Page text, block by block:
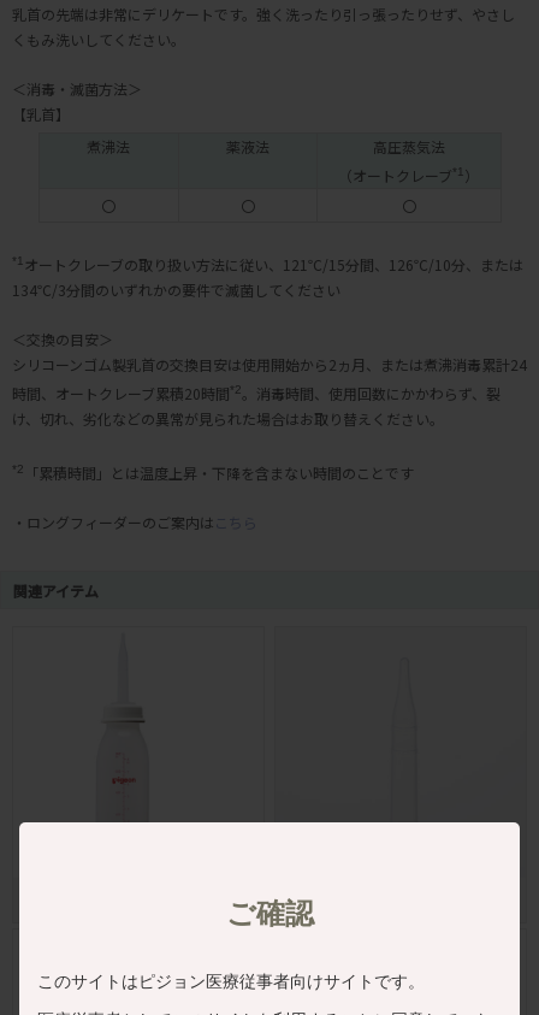
乳首の先端は非常にデリケートです。強く洗ったり引っ張ったりせず、やさし
くもみ洗いしてください。
＜消毒・滅菌方法＞
【乳首】
煮沸法
薬液法
高圧蒸気法
（オートクレーブ*1 ）
〇
〇 〇
*1 オートクレーブの取り扱い方法に従い、121℃/15分間、126℃/10分、または
134℃/3分間のいずれかの要件で滅菌してください
＜交換の目安＞
シリコーンゴム製乳首の交換目安は使用開始から2ヵ月、または煮沸消毒累計24
時間、オートクレーブ累積20時間*2。消毒時間、使用回数にかかわらず、裂
け、切れ、劣化などの異常が見られた場合はお取り替えください。
*2 「累積時間」とは温度上昇・下降を含まない時間のことです
・ロングフィーダーのご案内は
関連アイテム
ロングフィーダー用乳首 孔あり
ご確認
このサイトはピジョン医療従事者向けサイトです。